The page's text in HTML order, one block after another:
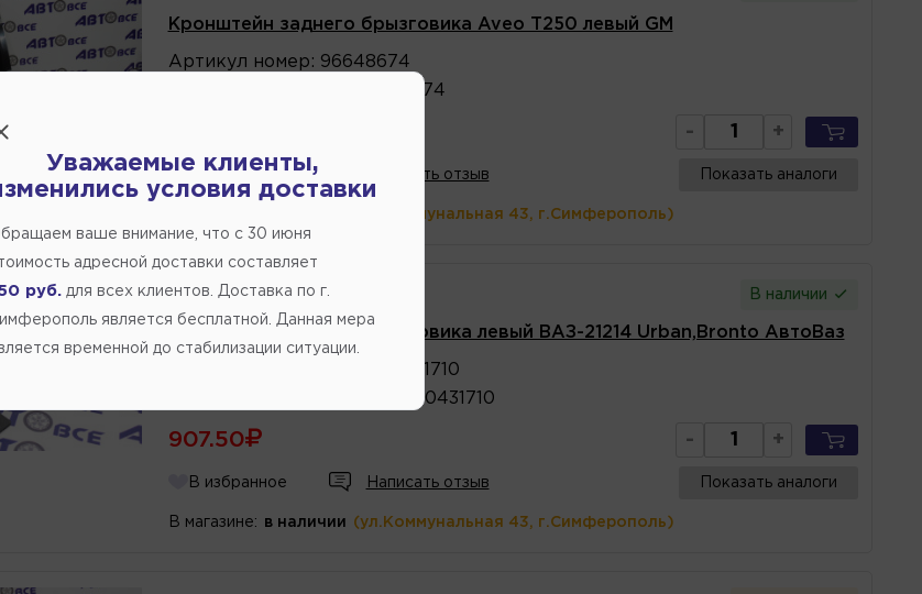
Кронштейн заднего брызговика Aveo T250 левый GM
Артикул номер : 96648674
96648674
- +
В избранное Написать отзыв Показать аналоги
(ул.Коммунальная 43, г.Симферополь)
Производитель: LADA В наличии
Кронштейн заднего брызговика левый ВАЗ-21214 Urban,Bronto АвтоВаз
21218840431710
21218840431710
907.50 - +
В избранное Написать отзыв Показать аналоги
В магазине: в наличии (ул.Коммунальная 43, г.Симферополь)
Уважаемые клиенты,
условия доставки
ваше внимание, что c 30 июня
адресной доставки составляет
руб. для всех клиентов. Доставка по г.
является бесплатной. Данная мера
временной до стабилизации ситуации.